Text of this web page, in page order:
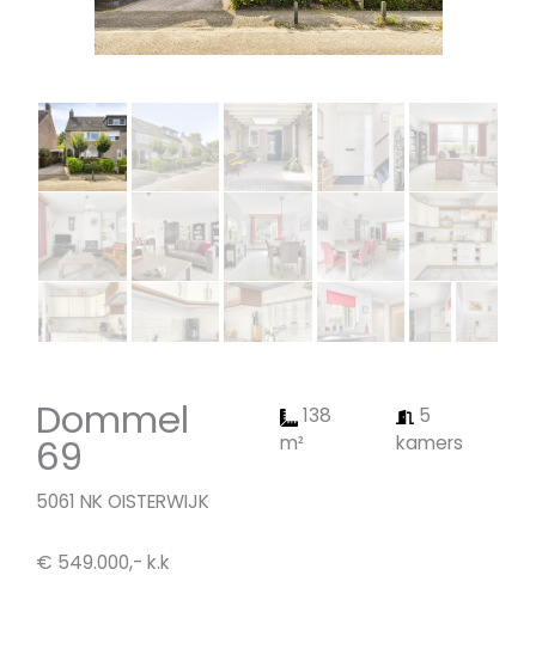
Dommel
69
5061 NK OISTERWIJK
€ 549.000,- k.k
138
m²
5
kamers